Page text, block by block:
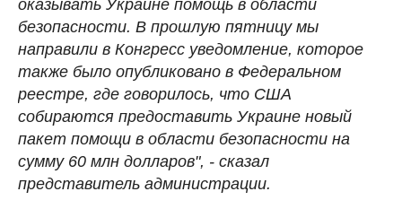
оказывать Украине помощь в области
безопасности. В прошлую пятницу мы
направили в Конгресс уведомление, которое
также было опубликовано в Федеральном
реестре, где говорилось, что США
собираются предоставить Украине новый
пакет помощи в области безопасности на
сумму 60 млн долларов", - сказал
представитель администрации.